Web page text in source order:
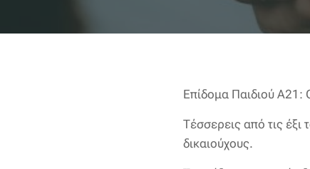
Επίδομα Παιδιού Α21:
Τέσσερεις από τις έξι
δικαιούχους.